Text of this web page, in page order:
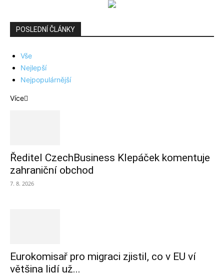
POSLEDNÍ ČLÁNKY
Vše
Nejlepší
Nejpopulárnější
Více
Ředitel CzechBusiness Klepáček komentuje
zahraniční obchod
7. 8. 2026
Eurokomisař pro migraci zjistil, co v EU ví
většina lidí už...